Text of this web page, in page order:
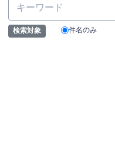
検索対象 件名のみ